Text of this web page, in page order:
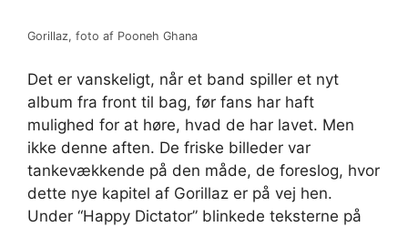
Gorillaz, foto af Pooneh Ghana
Det er vanskeligt, når et band spiller et nyt
album fra front til bag, før fans har haft
mulighed for at høre, hvad de har lavet. Men
ikke denne aften. De friske billeder var
tankevækkende på den måde, de foreslog, hvor
dette nye kapitel af Gorillaz er på vej hen.
Under “Happy Dictator” blinkede teksterne på